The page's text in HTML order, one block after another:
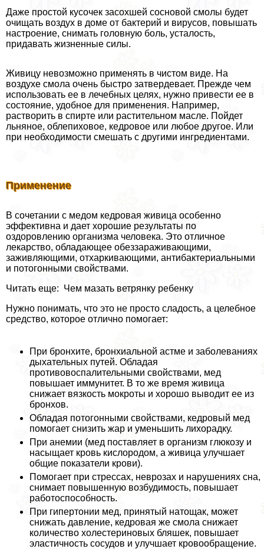
Даже простой кусочек засохшей сосновой смолы будет
очищать воздух в доме от бактерий и вирусов, повышать
настроение, снимать головную боль, усталость,
придавать жизненные силы.
Живицу невозможно применять в чистом виде. На
воздухе смола очень быстро затвердевает. Прежде чем
использовать ее в лечебных целях, нужно привести ее в
состояние, удобное для применения. Например,
растворить в спирте или растительном масле. Пойдет
льняное, облепиховое, кедровое или любое другое. Или
при необходимости смешать с другими ингредиентами.
Применение
В сочетании с медом кедровая живица особенно
эффективна и дает хорошие результаты по
оздоровлению организма человека. Это отличное
лекарство, обладающее обеззараживающими,
заживляющими, отхаркивающими, антибактериальными
и потогонными свойствами.
Читать еще: Чем мазать ветрянку ребенку
Нужно понимать, что это не просто сладость, а целебное
средство, которое отлично помогает:
При бронхите, бронхиальной астме и заболеваниях
дыхательных путей. Обладая
противовоспалительными свойствами, мед
повышает иммунитет. В то же время живица
снижает вязкость мокроты и хорошо выводит ее из
бронхов.
Обладая потогонными свойствами, кедровый мед
помогает снизить жар и уменьшить лихорадку.
При анемии (мед поставляет в организм глюкозу и
насыщает кровь кислородом, а живица улучшает
общие показатели крови).
Помогает при стрессах, неврозах и нарушениях сна,
снимает повышенную возбудимость, повышает
работоспособность.
При гипертонии мед, принятый натощак, может
снижать давление, кедровая же смола снижает
количество холестериновых бляшек, повышает
эластичность сосудов и улучшает кровообращение.